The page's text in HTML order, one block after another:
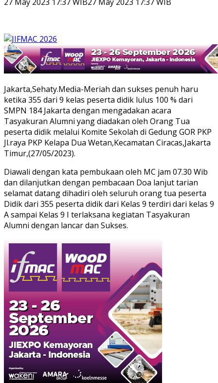
Jakarta,Sehaty.Media-Meriah dan sukses penuh haru
ketika 355 dari 9 kelas peserta didik lulus 100 % dari
SMPN 184 Jakarta dengan mengadakan acara
Tasyakuran Alumni yang diadakan oleh Orang Tua
peserta didik melalui Komite Sekolah di Gedung GOR PKP
Jl.raya PKP Kelapa Dua Wetan,Kecamatan Ciracas,Jakarta
Timur,(27/05/2023).
Diawali dengan kata pembukaan oleh MC jam 07.30 Wib
dan dilanjutkan dengan pembacaan Doa lanjut tarian
selamat datang dihadiri oleh seluruh orang tua peserta
Didik dari 355 peserta didik dari Kelas 9 terdiri dari kelas 9
A sampai Kelas 9 I terlaksana kegiatan Tasyakuran
Alumni dengan lancar dan Sukses.